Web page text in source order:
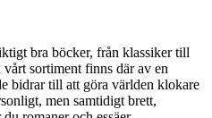
bra böcker, från klassiker till
sortiment finns där av en
bidrar till att göra världen klokare
men samtidigt brett,